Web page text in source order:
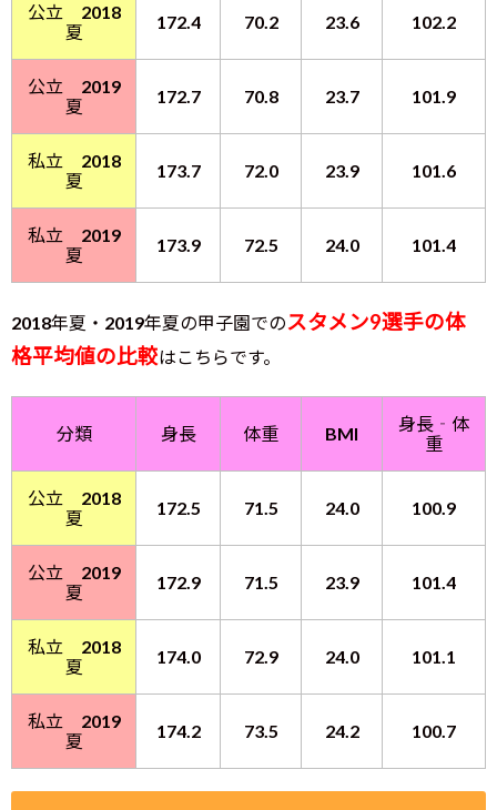
公立 2018
夏
172.4 70.2 23.6 102.2
公立 2019
夏
172.7 70.8 23.7 101.9
私立 2018
夏
173.7 72.0 23.9 101.6
私立 2019
夏
173.9 72.5 24.0 101.4
2018年夏・2019年夏の甲子園でのスタメン9選手の体
格平均値の比較はこちらです。
分類 身長 体重 BMI
身長‐体
重
公立 2018
夏
172.5 71.5 24.0 100.9
公立 2019
夏
172.9 71.5 23.9 101.4
私立 2018
夏
174.0 72.9 24.0 101.1
私立 2019
夏
174.2 73.5 24.2 100.7